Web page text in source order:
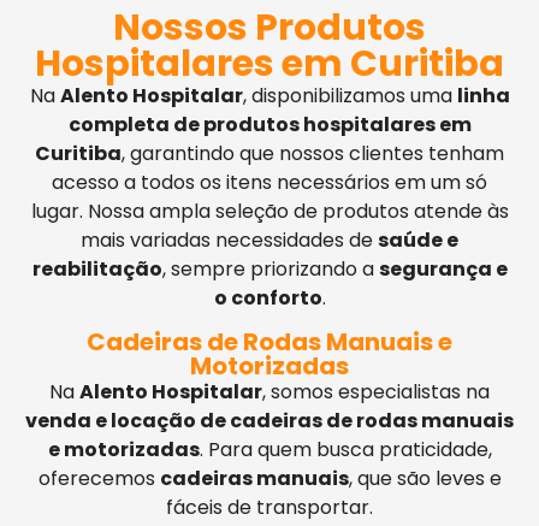
Nossos Produtos
Hospitalares em Curitiba
NaAlento Hospitalar, disponibilizamos uma linha
completa de produtos hospitalares em
Curitiba, garantindo que nossos clientes tenham
acesso a todos os itens necessários em um só
lugar. Nossa ampla seleção de produtos atende às
mais variadas necessidades desaúde e
reabilitação, sempre priorizando asegurança e
o conforto.
Cadeiras de Rodas Manuais e
Motorizadas
NaAlento Hospitalar, somos especialistas na
venda e locação de cadeiras de rodas manuais
e motorizadas. Para quem busca praticidade,
oferecemos cadeiras manuais, que são leves e
fáceis de transportar.